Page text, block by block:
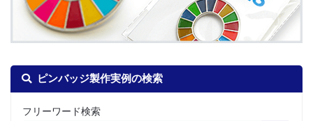
ピンバッジ製作実例の検索
フリーワード検索